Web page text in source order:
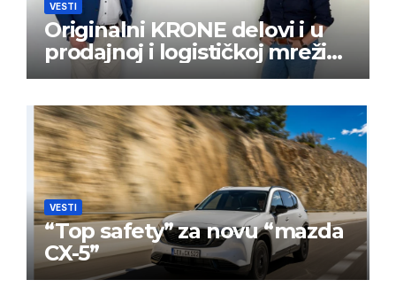
VESTI
Originalni KRONE delovi i u
prodajnoj i logističkoj mreži
BPW Aftermarket grupe
VESTI
“Top safety” za novu “mazda
CX-5”